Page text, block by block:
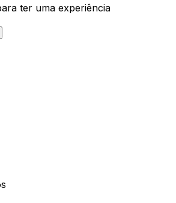
ter uma experiência